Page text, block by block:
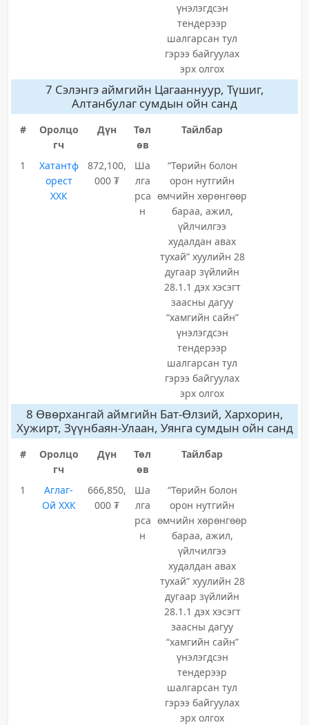
үнэлэгдсэн
тендерээр
шалгарсан тул
гэрээ байгуулах
эрх олгох
7 Сэлэнгэ аймгийн Цагааннуур, Түшиг,
Алтанбулаг сумдын ойн санд
#
Оролцо
гч
Дүн
Төл
өв
Тайлбар
1
Хатантф
орест
ХХК
872,100,
000 ₮
Ша
лга
рса
н
“Төрийн болон
орон нутгийн
өмчийн хөрөнгөөр
бараа, ажил,
үйлчилгээ
худалдан авах
тухай” хуулийн 28
дугаар зүйлийн
28.1.1 дэх хэсэгт
заасны дагуу
“хамгийн сайн”
үнэлэгдсэн
тендерээр
шалгарсан тул
гэрээ байгуулах
эрх олгох
8 Өвөрхангай аймгийн Бат-Өлзий, Хархорин,
Хужирт, Зүүнбаян-Улаан, Уянга сумдын ойн санд
#
Оролцо
гч
Дүн
Төл
өв
Тайлбар
1
Аглаг-
Ой ХХК
666,850,
000 ₮
Ша
лга
рса
н
“Төрийн болон
орон нутгийн
өмчийн хөрөнгөөр
бараа, ажил,
үйлчилгээ
худалдан авах
тухай” хуулийн 28
дугаар зүйлийн
28.1.1 дэх хэсэгт
заасны дагуу
“хамгийн сайн”
үнэлэгдсэн
тендерээр
шалгарсан тул
гэрээ байгуулах
эрх олгох